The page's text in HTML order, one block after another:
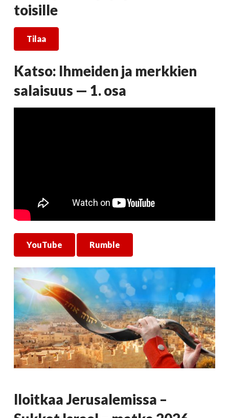
toisille
Tilaa
Katso: Ihmeiden ja merkkien
salaisuus — 1. osa
YouTube Rumble
Iloitkaa Jerusalemissa –